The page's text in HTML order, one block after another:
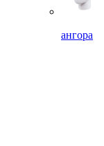
ангора